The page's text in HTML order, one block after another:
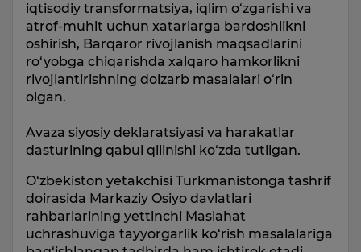
iqtisodiy transformatsiya, iqlim o‘zgarishi va
atrof-muhit uchun xatarlarga bardoshlikni
oshirish, Barqaror rivojlanish maqsadlarini
ro‘yobga chiqarishda xalqaro hamkorlikni
rivojlantirishning dolzarb masalalari o‘rin
olgan.
Avaza siyosiy deklaratsiyasi va harakatlar
dasturining qabul qilinishi ko‘zda tutilgan.
O‘zbekiston yetakchisi Turkmanistonga tashrif
doirasida Markaziy Osiyo davlatlari
rahbarlarining yettinchi Maslahat
uchrashuviga tayyorgarlik ko‘rish masalalariga